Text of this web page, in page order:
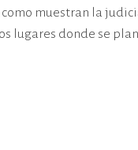
muestran la
lugares donde se